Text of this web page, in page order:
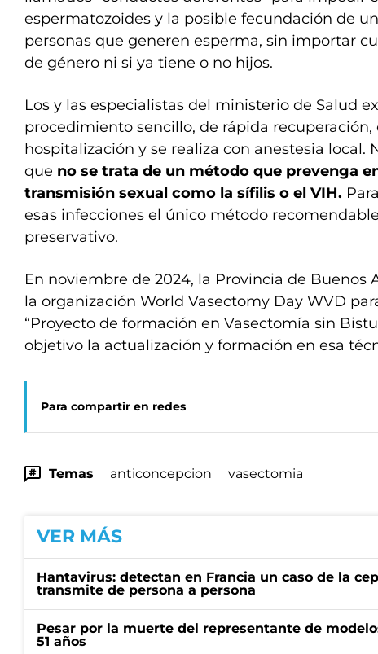
espermatozoides y la posible fecundación de
personas que generen esperma, sin importar
de género ni si ya tiene o no hijos.
Los y las especialistas del ministerio de Salud
procedimiento sencillo, de rápida
hospitalización y se realiza con anestesia local.
que no se trata de un método que prevenga
transmisión sexual como la sífilis o el VIH.
esas infecciones el único método
preservativo.
En noviembre de 2024, la Provincia de Buenos
la organización World Vasectomy Day WVD
“Proyecto de formación en Vasectomía sin
objetivo la actualización y formación en esa
Para compartir en redes
Temas anticoncepcion vasectomia
VER MÁS
Hantavirus: detectan en Francia un caso de la
transmite de persona a persona
Pesar por la muerte del representante de
51 años